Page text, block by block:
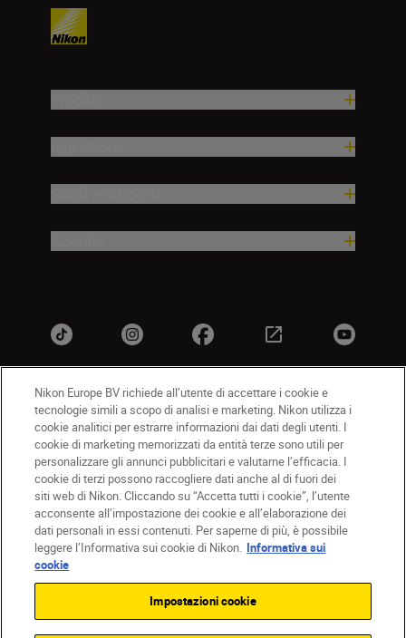
IT Nikon Sites
Contattateci
Informativa sulla privacy
Termini di utilizzo
Informativa sui cookie
Impostazioni dei cookie
© 2026 Nikon
Nikon Europe BV richiede all’utente di accettare i cookie e
tecnologie simili a scopo di analisi e marketing. Nikon utilizza i
cookie analitici per estrarre informazioni dai dati degli utenti. I
cookie di marketing memorizzati da entità terze sono utili per
personalizzare gli annunci pubblicitari e valutarne l’efficacia. I
cookie di terzi possono raccogliere dati anche al di fuori dei
siti web di Nikon. Cliccando su “Accetta tutti i cookie”, l’utente
acconsente all’impostazione dei cookie e all’elaborazione dei
dati personali in essi contenuti. Per saperne di più, è possibile
leggere l’Informativa sui cookie di Nikon. Informativa sui
cookie
Impostazioni cookie